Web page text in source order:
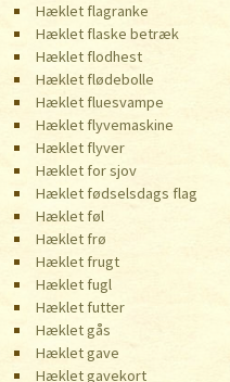
Hæklet flagranke
Hæklet flaske betræk
Hæklet flodhest
Hæklet flødebolle
Hæklet fluesvampe
Hæklet flyvemaskine
Hæklet flyver
Hæklet for sjov
Hæklet fødselsdags flag
Hæklet føl
Hæklet frø
Hæklet frugt
Hæklet fugl
Hæklet futter
Hæklet gås
Hæklet gave
Hæklet gavekort